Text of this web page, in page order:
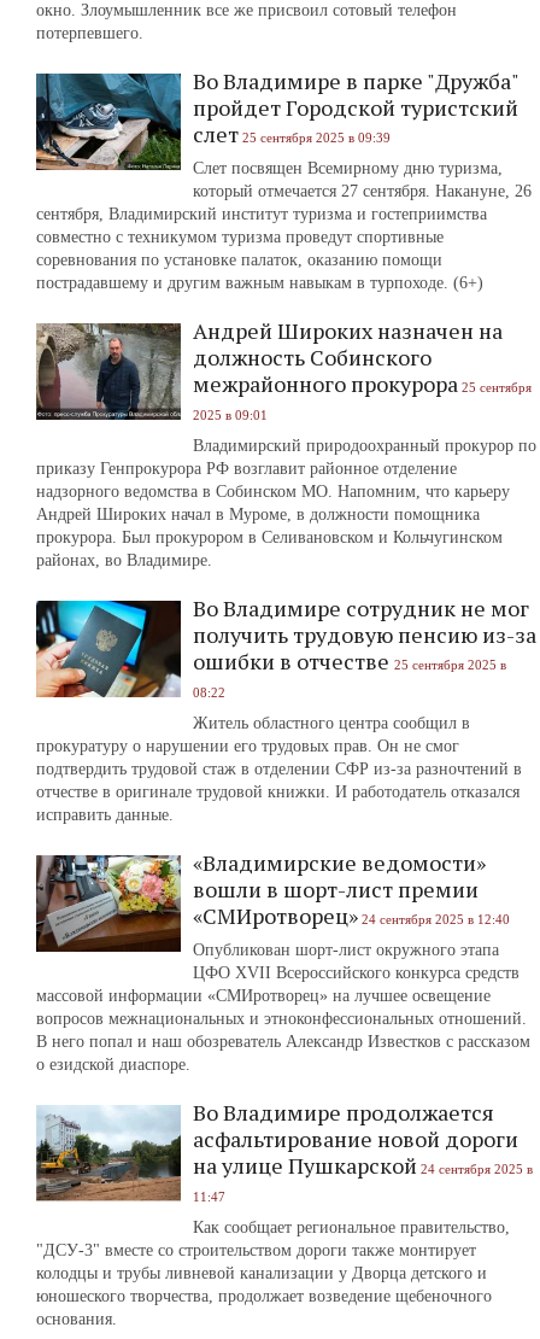
окно. Злоумышленник все же присвоил сотовый телефон
потерпевшего.
Во Владимире в парке "Дружба"
пройдет Городской туристский
слет 25 сентября 2025 в 09:39
Слет посвящен Всемирному дню туризма,
который отмечается 27 сентября. Накануне, 26
сентября, Владимирский институт туризма и гостеприимства
совместно с техникумом туризма проведут спортивные
соревнования по установке палаток, оказанию помощи
пострадавшему и другим важным навыкам в турпоходе. (6+)
Андрей Широких назначен на
должность Собинского
межрайонного прокурора 25 сентября
2025 в 09:01
Владимирский природоохранный прокурор по
приказу Генпрокурора РФ возглавит районное отделение
надзорного ведомства в Собинском МО. Напомним, что карьеру
Андрей Широких начал в Муроме, в должности помощника
прокурора. Был прокурором в Селивановском и Кольчугинском
районах, во Владимире.
Во Владимире сотрудник не мог
получить трудовую пенсию из-за
ошибки в отчестве 25 сентября 2025 в
08:22
Житель областного центра сообщил в
прокуратуру о нарушении его трудовых прав. Он не смог
подтвердить трудовой стаж в отделении СФР из-за разночтений в
отчестве в оригинале трудовой книжки. И работодатель отказался
исправить данные.
«Владимирские ведомости»
вошли в шорт-лист премии
«СМИротворец» 24 сентября 2025 в 12:40
Опубликован шорт-лист окружного этапа
ЦФО ХVII Всероссийского конкурса средств
массовой информации «СМИротворец» на лучшее освещение
вопросов межнациональных и этноконфессиональных отношений.
В него попал и наш обозреватель Александр Известков с рассказом
о езидской диаспоре.
Во Владимире продолжается
асфальтирование новой дороги
на улице Пушкарской 24 сентября 2025 в
11:47
Как сообщает региональное правительство,
"ДСУ-3" вместе со строительством дороги также монтирует
колодцы и трубы ливневой канализации у Дворца детского и
юношеского творчества, продолжает возведение щебеночного
основания.